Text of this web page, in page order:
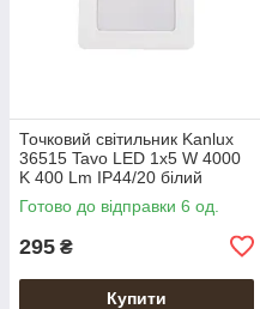
Точковий світильник Kanlux
36515 Tavo LED 1x5 W 4000
K 400 Lm IP44/20 білий
Готово до відправки 6 од.
295 ₴
Купити